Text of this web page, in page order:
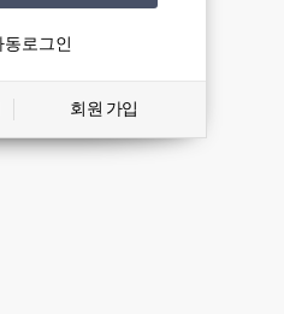
동로그인
회원 가입